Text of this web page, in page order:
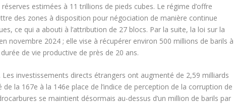
estimées à 11 trillions de pieds cubes. Le régime d’offre
des zones à disposition pour négociation de manière continue
ce qui a abouti à l’attribution de 27 blocs. Par la suite, la loi sur la
novembre 2024 ; elle vise à récupérer environ 500 millions de barils à
de vie productive de près de 20 ans.
investissements directs étrangers ont augmenté de 2,59 milliards
la 167e à la 146e place de l’indice de perception de la corruption de
se maintient désormais au-dessus d’un million de barils par